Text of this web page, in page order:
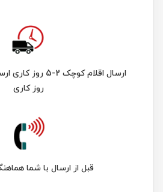
روز کاری
قبل از ارسال با شما